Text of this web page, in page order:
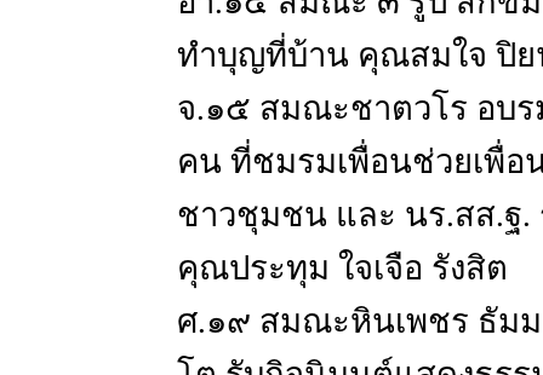
ทำบุญที่บ้าน คุณสมใจ ปิย
จ.๑๕ สมณะชาตวโร อบ
คน ที่ชมรมเพื่อนช่วยเพื่อ
ชาวชุมชน และ นร.สส.ฐ
คุณประทุม ใจเจือ รังสิต
ศ.๑๙ สมณะหินเพชร ธัม